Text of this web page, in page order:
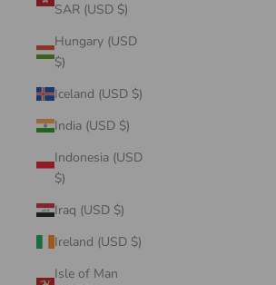
SAR (USD $)
Hungary (USD
$)
Iceland (USD $)
India (USD $)
Indonesia (USD
$)
Iraq (USD $)
Ireland (USD $)
Isle of Man